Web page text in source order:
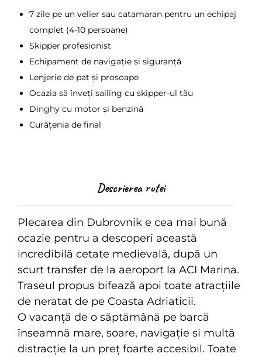
7 zile pe un velier sau catamaran pentru un echipaj
complet (4-10 persoane)
Skipper profesionist
Echipament de navigație și siguranță
Lenjerie de pat și prosoape
Ocazia să înveți sailing cu skipper-ul tău
Dinghy cu motor și benzină
Curățenia de final
Descrierea rutei
Plecarea din Dubrovnik e cea mai bună
ocazie pentru a descoperi această
incredibilă cetate medievală, după un
scurt transfer de la aeroport la ACI Marina.
Traseul propus bifează apoi toate atracțiile
de neratat de pe Coasta Adriaticii.
O vacanță de o săptămână pe barcă
înseamnă mare, soare, navigație și multă
distracție la un preț foarte accesibil. Toate